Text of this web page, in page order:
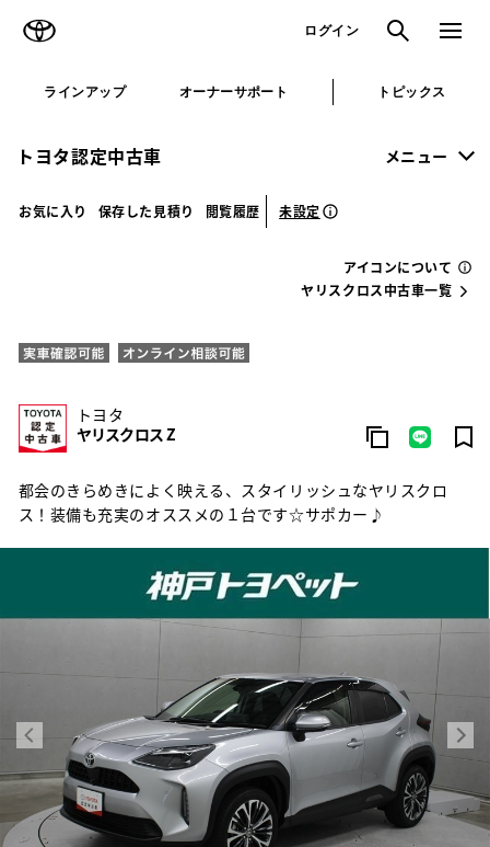
ログイン 検索 メニュ
ラインアップ オーナーサポート トピックス
トヨタ認定中古車 メニュー
お気に入り 保存した見積り 閲覧履歴 未設定
アイコンについて
ヤリスクロス中古車一覧
トヨタ
ヤリスクロス Z
都会のきらめきによく映える、スタイリッシュなヤリスクロ
ス！装備も充実のオススメの１台です☆サポカー♪